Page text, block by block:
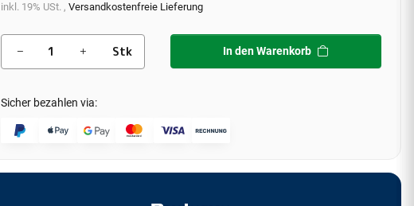
inkl. 19% USt. , Versandkostenfreie Lieferung
Stk In den Warenkorb
Sicher bezahlen via: